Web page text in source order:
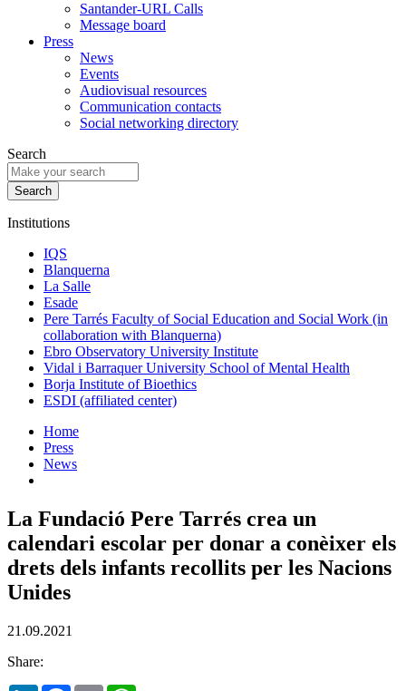
Santander-URL Calls
Message board
Press
News
Events
Audiovisual resources
Communication contacts
Social networking directory
Search
Institutions
IQS
Blanquerna
La Salle
Esade
Pere Tarrés Faculty of Social Education and Social Work (in
collaboration with Blanquerna)
Ebro Observatory University Institute
Vidal i Barraquer University School of Mental Health
Borja Institute of Bioethics
ESDI (affiliated center)
Home
Press
News
La Fundació Pere Tarrés crea un
calendari escolar per donar a conèixer els
drets dels infants recollits per les Nacions
Unides
21.09.2021
Share: